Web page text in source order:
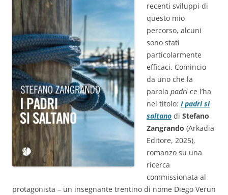
recenti sviluppi di
questo mio
percorso, alcuni
sono stati
particolarmente
efficaci. Comincio
da uno che la
parola padri ce l’ha
nel titolo: I padri si
saltano di Stefano
Zangrando (Arkadia
Editore, 2025),
romanzo su una
ricerca
commissionata al
protagonista – un insegnante trentino di nome Diego Verun